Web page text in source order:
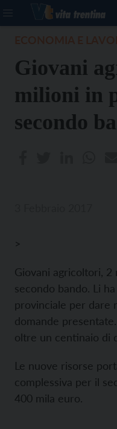
Giovani
milioni in
secondo
>
Giovani agricoltori,
secondo bando. Li
provinciale per dare
domande
oltre un centinaio di
Le nuove risorse
complessiva per il
400 mila euro.